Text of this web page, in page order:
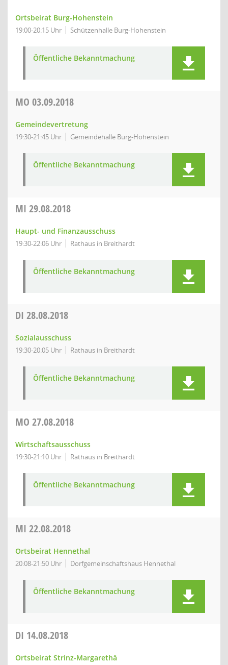
Ortsbeirat Burg-Hohenstein
19:00-20:15 Uhr Schützenhalle Burg-Hohenstein
Öffentliche Bekanntmachung
MO 03.09.2018
Gemeindevertretung
19:30-21:45 Uhr Gemeindehalle Burg-Hohenstein
Öffentliche Bekanntmachung
MI 29.08.2018
Haupt- und Finanzausschuss
19:30-22:06 Uhr Rathaus in Breithardt
Öffentliche Bekanntmachung
DI 28.08.2018
Sozialausschuss
19:30-20:05 Uhr Rathaus in Breithardt
Öffentliche Bekanntmachung
MO 27.08.2018
Wirtschaftsausschuss
19:30-21:10 Uhr Rathaus in Breithardt
Öffentliche Bekanntmachung
MI 22.08.2018
Ortsbeirat Hennethal
20:08-21:50 Uhr Dorfgemeinschaftshaus Hennethal
Öffentliche Bekanntmachung
DI 14.08.2018
Ortsbeirat Strinz-Margarethä